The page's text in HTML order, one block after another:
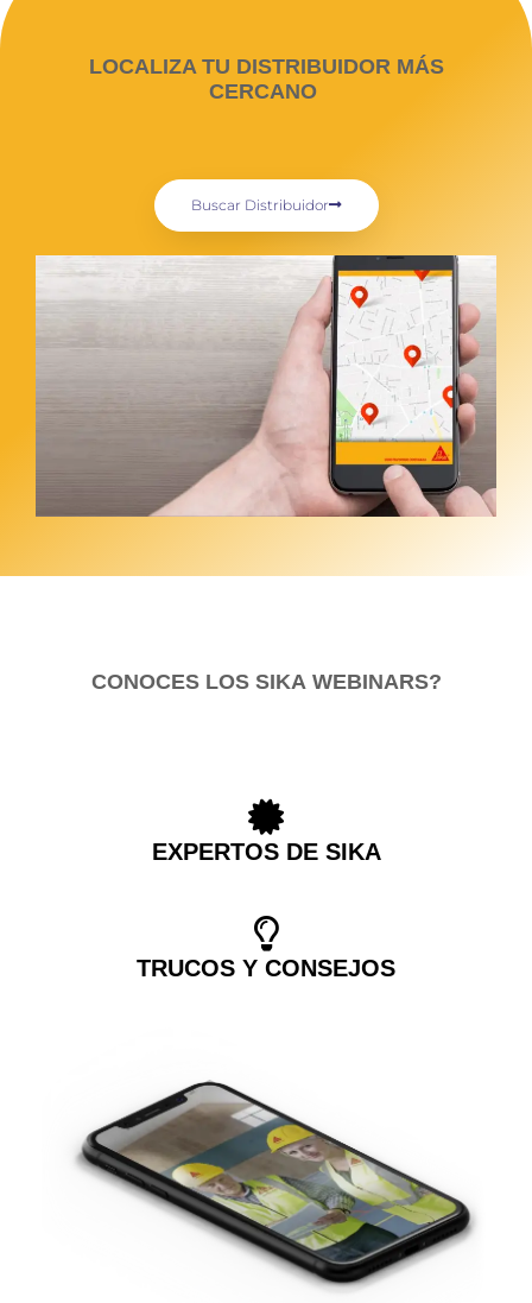
LOCALIZA TU DISTRIBUIDOR MÁS
CERCANO
Buscar Distribuidor
CONOCES LOS SIKA WEBINARS?
EXPERTOS DE SIKA
TRUCOS Y CONSEJOS